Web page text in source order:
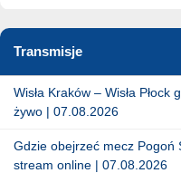
Transmisje
Wisła Kraków – Wisła
żywo | 07.08.2026
Gdzie obejrzeć mecz Pogoń
stream online | 07.08.2026